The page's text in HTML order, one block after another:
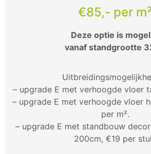
€85,- per
Deze optie is
vanaf standgrootte
– upgrade E met verhoogde vloer
– upgrade E met verhoogde vloer
per m².
– upgrade E met standbouw
200cm, €19 per